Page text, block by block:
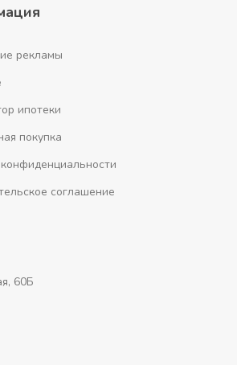
рекламы
ипотеки
покупка
соглашение
60Б